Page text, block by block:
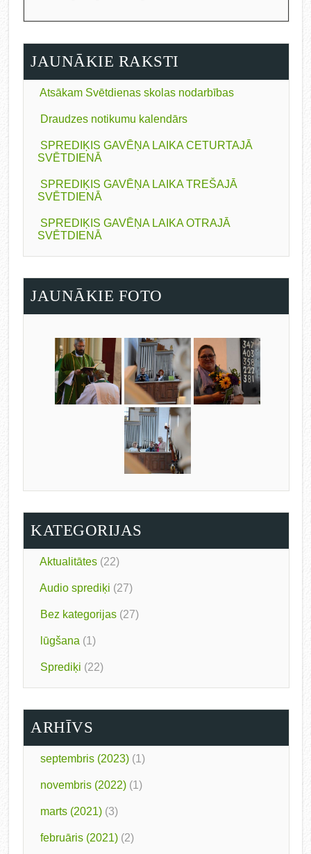
JAUNĀKIE RAKSTI
Atsākam Svētdienas skolas nodarbības
Draudzes notikumu kalendārs
SPREDIĶIS GAVĒŅA LAIKA CETURTAJĀ
SVĒTDIENĀ
SPREDIĶIS GAVĒŅA LAIKA TREŠAJĀ
SVĒTDIENĀ
SPREDIĶIS GAVĒŅA LAIKA OTRAJĀ
SVĒTDIENĀ
JAUNĀKIE FOTO
KATEGORIJAS
Aktualitātes (22)
Audio sprediķi (27)
Bez kategorijas (27)
lūgšana (1)
Sprediķi (22)
ARHĪVS
septembris (2023) (1)
novembris (2022) (1)
marts (2021) (3)
februāris (2021) (2)